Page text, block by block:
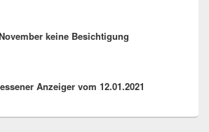
keine Besichtigung
Anzeiger vom 12.01.2021